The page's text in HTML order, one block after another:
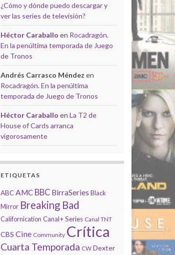
¿Cómo y dónde puedo descargar y
ver las series de televisión?
Héctor Caraballo en Rocadragón.
En la penúltima temporada de Juego
de Tronos
Andrés Carrasco Méndez en
Rocadragón. En la penúltima
temporada de Juego de Tronos
Héctor Caraballo en La T2 de
House of Cards arranca
vigorosamente
ETIQUETAS
ABC AMC BBC BirraSeries Black
Mirror Breaking Bad
Californication Canal+ Series Canal TNT
CBS Cine Community Crítica
Cuarta Temporada CW Dexter